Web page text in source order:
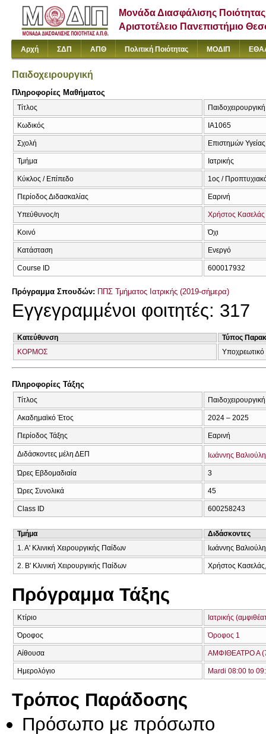
Μονάδα Διασφάλισης Ποιότητας
Αριστοτέλειο Πανεπιστήμιο
Αρχή ΣΔΠ ΑΠΘ Πολιτική Ποιότητας ΜΟΔΙΠ
Παιδοχειρουργική
Πληροφορίες Μαθήματος
Τίτλος
Κωδικός ΙΑ1065
Σχολή Επιστημών Υγείας
Τμήμα Ιατρικής
Κύκλος / Επίπεδο 1ος /
Περίοδος Διδασκαλίας Εαρινή
Υπεύθυνος/η Χρήστος Κασελάς
Κοινό Όχι
Κατάσταση Ενεργό
Course ID 600017932
Πρόγραμμα Σπουδών: ΠΠΣ Τμήματος Ιατρικής (2019-σήμερα)
Εγγεγραμμένοι φοιτητές: 317
Κατεύθυνση
Τύπος
ΚΟΡΜΟΣ
Υποχρεωτικό
Πληροφορίες Τάξης
Τίτλος Παιδοχειρουργική
Ακαδημαϊκό Έτος 2024 – 2025
Περίοδος Τάξης Εαρινή
Διδάσκοντες μέλη ΔΕΠ Ιωάννης
Ώρες Εβδομαδιαία 3
Ώρες Συνολικά 45
Class ID 600258243
Τμήμα
Διδάσκοντες
1. Α' Κλινική Χειρουργικής Παίδων
Ιωάννης
2. Β' Κλινική Χειρουργικής Παίδων Χρήστος
Πρόγραμμα Τάξης
Κτίριο Ιατρικής
Όροφος Όροφος 1
Αίθουσα ΑΜΦΙΘΕΑΤΡΟ Α
Ημερολόγιο Mardi 08:00 to
Τρόπος Παράδοσης
Πρόσωπο με πρόσωπο